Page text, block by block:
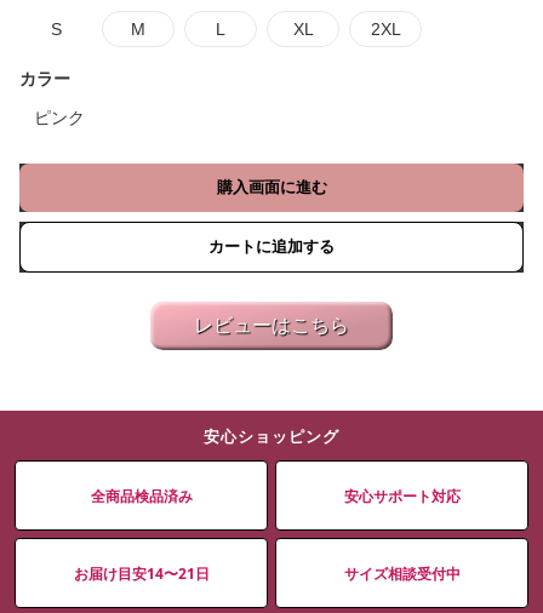
S M L XL 2XL
カラー
ピンク
購入画面に進む
カートに追加する
レビューはこちら
安心ショッピング
全商品検品済み 安心サポート対応
お届け目安14〜21日 サイズ相談受付中